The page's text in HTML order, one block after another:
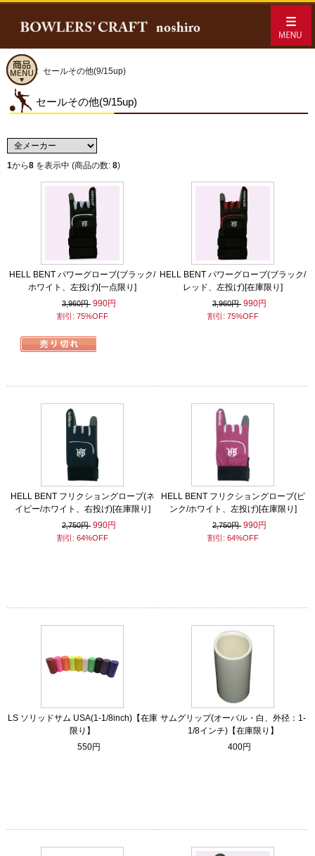
ホーム:: セールその他(9/15up)
セールその他(9/15up)
1から8 を表示中 (商品の数: 8)
HELL BENT パワーグローブ(ブラック/
ホワイト、左投げ)[一点限り]
3,960円 990円
割引: 75%OFF
HELL BENT パワーグローブ(ブラック/
レッド、左投げ)[在庫限り]
3,960円 990円
割引: 75%OFF
HELL BENT フリクショングローブ(ネ
イビー/ホワイト、右投げ)[在庫限り]
2,750円 990円
割引: 64%OFF
HELL BENT フリクショングローブ(ピ
ンク/ホワイト、左投げ)[在庫限り]
2,750円 990円
割引: 64%OFF
LS ソリッドサム USA(1-1/8inch)【在庫
限り】
550円
サムグリップ(オーバル・白、外径：1-
1/8インチ)【在庫限り】
400円